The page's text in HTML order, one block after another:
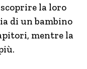
la loro
di un bambino
mentre la